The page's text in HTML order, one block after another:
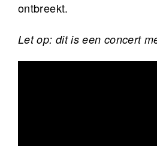
ontbreekt.
Let op: dit is een concert